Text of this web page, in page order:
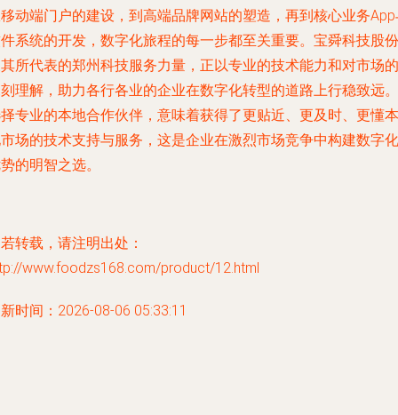
动端门户的建设，到高端品牌网站的塑造，再到核心业务
系统的开发，数字化旅程的每一步都至关重要。宝舜科技股份
所代表的郑州科技服务力量，正以专业的技术能力和对市场的
理解，助力各行各业的企业在数字化转型的道路上行稳致远。
专业的本地合作伙伴，意味着获得了更贴近、更及时、更懂本
场的技术支持与服务，这是企业在激烈市场竞争中构建数字化
的明智之选。
转载，请注明出处：
www.foodzs168.com/product/12.html
时间：2026-08-06 05:33:11